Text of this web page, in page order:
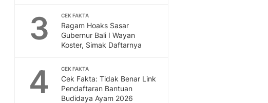
3 CEK FAKTA
Ragam Hoaks Sasar
Gubernur Bali I Wayan
Koster, Simak Daftarnya
4 CEK FAKTA
Cek Fakta: Tidak Benar Link
Pendaftaran Bantuan
Budidaya Ayam 2026